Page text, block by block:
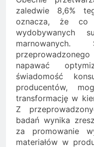
zaledwie 8,6%
oznacza, że co
wydobywanych
napawać
świadomość
producentów,
transformację w
Z
badań wynika
za promowanie
materiałów w